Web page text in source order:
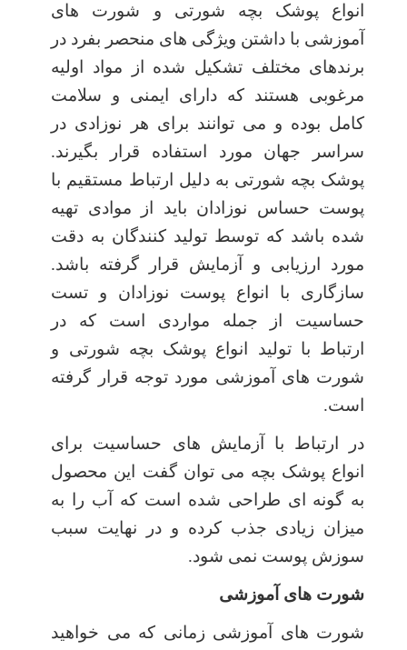
انواع پوشک بچه شورتی و شورت های
آموزشی با داشتن ویژگی های منحصر بفرد در
برندهای مختلف تشکیل شده از مواد اولیه
مرغوبی هستند که دارای ایمنی و سلامت
کامل بوده و می توانند برای هر نوزادی در
سراسر جهان مورد استفاده قرار بگیرند.
پوشک بچه شورتی به دلیل ارتباط مستقیم با
پوست حساس نوزادان باید از موادی تهیه
شده باشد که توسط تولید کنندگان به دقت
مورد ارزیابی و آزمایش قرار گرفته باشد.
سازگاری با انواع پوست نوزادان و تست
حساسیت از جمله مواردی است که در
ارتباط با تولید انواع پوشک بچه شورتی و
شورت های آموزشی مورد توجه قرار گرفته
است.
در ارتباط با آزمایش های حساسیت برای
انواع پوشک بچه می توان گفت این محصول
به گونه ای طراحی شده است که آب را به
میزان زیادی جذب کرده و در نهایت سبب
سوزش پوست نمی شود.
شورت های آموزشی
شورت های آموزشی زمانی که می خواهید